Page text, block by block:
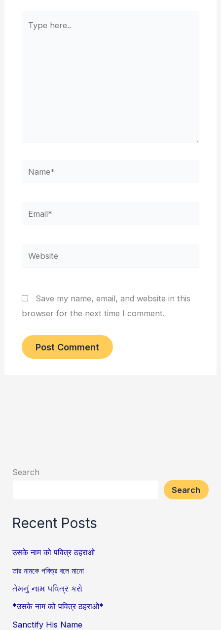
here..
Name*
Email*
Website
Save my name, email, and website in this
browser for the next time I comment.
Search
Search
Recent Posts
उसके नाम को पवित्र ठहराओ
তার নামকে পবিত্র বলে মানো
તેમનું નામ પવિત્ર કરો
*उसके नाम को पवित्र ठहराओ*
Sanctify His Name